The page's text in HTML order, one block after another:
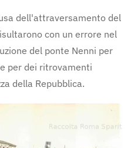
dell'attraversamento del
con un errore nel
del ponte Nenni per
per dei ritrovamenti
della Repubblica.